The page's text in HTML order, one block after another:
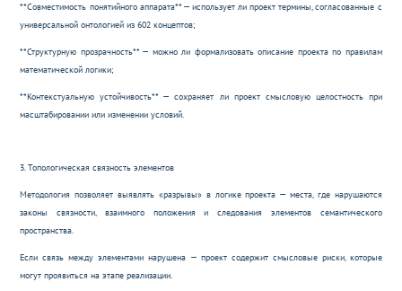
**Совместимость понятийного аппарата** — использует ли проект термины, согласованные с
универсальной онтологией из 602 концептов;
**Структурную прозрачность** — можно ли формализовать описание проекта по правилам
математической логики;
**Контекстуальную устойчивость** — сохраняет ли проект смысловую целостность при
масштабировании или изменении условий.
3. Топологическая связность элементов
Методология позволяет выявлять «разрывы» в логике проекта — места, где нарушаются
законы связности, взаимного положения и следования элементов семантического
пространства.
Если связь между элементами нарушена — проект содержит смысловые риски, которые
могут проявиться на этапе реализации.